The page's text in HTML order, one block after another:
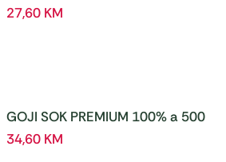
tablete, a180 tbl – Hanoju
27,60 KM
GOJI SOK PREMIUM 100% a 500
ml
34,60 KM